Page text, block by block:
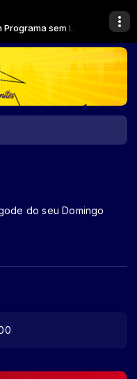
sem Locutor
do seu Domingo